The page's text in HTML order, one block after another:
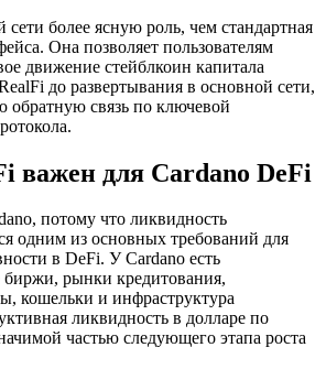
сети более ясную роль, чем стандартная
Она позволяет пользователям
движение стейблкоин капитала
до развертывания в основной сети,
обратную связь по ключевой
важен для Cardano DeFi
потому что ликвидность
одним из основных требований для
в DeFi. У Cardano есть
биржи, рынки кредитования,
кошельки и инфраструктура
ликвидность в долларе по
частью следующего этапа роста